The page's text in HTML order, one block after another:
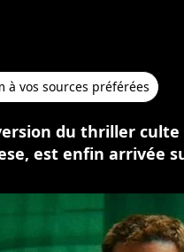
à vos sources préférées
du thriller
est enfin arrivée